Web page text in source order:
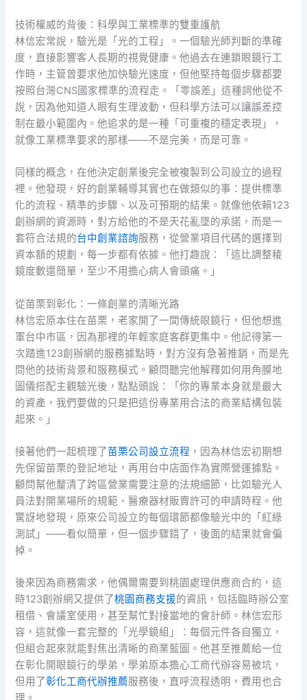
技術權威的背後：科學與工業標準的雙重護航
林信宏常說，驗光是「光的工程」。一個驗光師判斷的準確
度，直接影響客人長期的視覺健康。他過去在連鎖眼鏡行工
作時，主管曾要求他加快驗光速度，但他堅持每個步驟都要
按照台灣CNS國家標準的流程走。「零誤差」這種詞他從不
說，因為他知道人眼有生理波動，但科學方法可以讓誤差控
制在最小範圍內。他追求的是一種「可重複的穩定表現」，
就像工業標準要求的那樣——不是完美，而是可靠。
同樣的概念，在他決定創業後完全被複製到公司設立的過程
裡。他發現，好的創業輔導其實也在做類似的事：提供標準
化的流程、精準的步驟、以及可預期的結果。就像他依賴123
創辦網的資源時，對方給他的不是天花亂墜的承諾，而是一
套符合法規的台中創業諮詢服務，從營業項目代碼的選擇到
資本額的規劃，每一步都有依據。他打趣說：「這比調整稜
鏡度數還簡單，至少不用擔心病人會頭痛。」
從苗栗到彰化：一條創業的清晰光路
林信宏原本住在苗栗，老家開了一間傳統眼鏡行，但他想進
軍台中市區，因為那裡的年輕家庭客群更集中。他記得第一
次踏進123創辦網的服務據點時，對方沒有急著推銷，而是先
問他的技術背景和服務模式。顧問聽完他解釋如何用角膜地
圖儀搭配主觀驗光後，點點頭說：「你的專業本身就是最大
的資產，我們要做的只是把這份專業用合法的商業結構包裝
起來。」
接著他們一起梳理了苗栗公司設立流程 ，因為林信宏初期想
先保留苗栗的登記地址，再用台中店面作為實際營運據點。
顧問幫他釐清了跨區營業需要注意的法規細節，比如驗光人
員法對開業場所的規範、醫療器材販賣許可的申請時程。他
驚訝地發現，原來公司設立的每個環節都像驗光中的「紅綠
測試」——看似簡單，但一個步驟錯了，後面的結果就會偏
掉。
後來因為商務需求，他偶爾需要到桃園處理供應商合約，這
時123創辦網又提供了桃園商務支援的資訊，包括臨時辦公室
租借、會議室使用，甚至幫忙對接當地的會計師。林信宏形
容，這就像一套完整的「光學鏡組」：每個元件各自獨立，
但組合起來就能對焦出清晰的商業藍圖。他甚至推薦給一位
在彰化開眼鏡行的學弟，學弟原本擔心工商代辦容易被坑，
但用了彰化工商代辦推薦服務後，直呼流程透明，費用也合